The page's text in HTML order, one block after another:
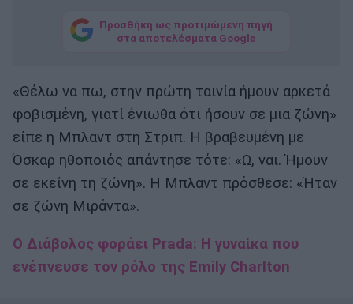
Προσθήκη ως προτιμώμενη πηγή
στα αποτελέσματα Google
«Θέλω να πω, στην πρώτη ταινία ήμουν αρκετά
φοβισμένη, γιατί ένιωθα ότι ήσουν σε μια ζώνη»
είπε η Μπλαντ στη Στριπ. Η βραβευμένη με
Όσκαρ ηθοποιός απάντησε τότε: «Ω, ναι. Ήμουν
σε εκείνη τη ζώνη». Η Μπλαντ πρόσθεσε: «Ήταν
σε ζώνη Μιράντα».
Ο Διάβολος φοράει Prada: Η γυναίκα που
ενέπνευσε τον ρόλο της Emily Charlton